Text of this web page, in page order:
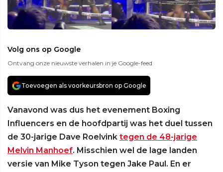
Volg ons op Google
Ontvang onze nieuwste verhalen in je Google-feed
Toevoegen als voorkeursbron op Google
Vanavond was dus het evenement Boxing
Influencers en de hoofdpartij was het duel tussen
de 30-jarige Dave Roelvink tegen de 48-jarige
Melvin Manhoef. Misschien wel de lage landen
versie van Mike Tyson tegen Jake Paul. En er